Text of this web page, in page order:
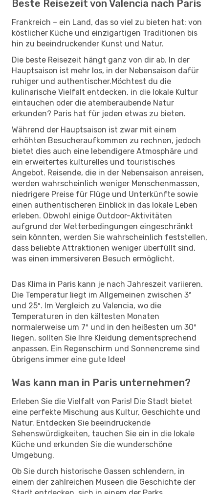
Beste Reisezeit von Valencia nach Paris
Frankreich – ein Land, das so viel zu bieten hat: von
köstlicher Küche und einzigartigen Traditionen bis
hin zu beeindruckender Kunst und Natur.
Die beste Reisezeit hängt ganz von dir ab. In der
Hauptsaison ist mehr los, in der Nebensaison dafür
ruhiger und authentischer.Möchtest du die
kulinarische Vielfalt entdecken, in die lokale Kultur
eintauchen oder die atemberaubende Natur
erkunden? Paris hat für jeden etwas zu bieten.
Während der Hauptsaison ist zwar mit einem
erhöhten Besucheraufkommen zu rechnen, jedoch
bietet dies auch eine lebendigere Atmosphäre und
ein erweitertes kulturelles und touristisches
Angebot. Reisende, die in der Nebensaison anreisen,
werden wahrscheinlich weniger Menschenmassen,
niedrigere Preise für Flüge und Unterkünfte sowie
einen authentischeren Einblick in das lokale Leben
erleben. Obwohl einige Outdoor-Aktivitäten
aufgrund der Wetterbedingungen eingeschränkt
sein könnten, werden Sie wahrscheinlich feststellen,
dass beliebte Attraktionen weniger überfüllt sind,
was einen immersiveren Besuch ermöglicht.
Das Klima in Paris kann je nach Jahreszeit variieren.
Die Temperatur liegt im Allgemeinen zwischen 3º
und 25º. Im Vergleich zu Valencia, wo die
Temperaturen in den kältesten Monaten
normalerweise um 7º und in den heißesten um 30º
liegen, sollten Sie Ihre Kleidung dementsprechend
anpassen. Ein Regenschirm und Sonnencreme sind
übrigens immer eine gute Idee!
Was kann man in Paris unternehmen?
Erleben Sie die Vielfalt von Paris! Die Stadt bietet
eine perfekte Mischung aus Kultur, Geschichte und
Natur. Entdecken Sie beeindruckende
Sehenswürdigkeiten, tauchen Sie ein in die lokale
Küche und erkunden Sie die wunderschöne
Umgebung.
Ob Sie durch historische Gassen schlendern, in
einem der zahlreichen Museen die Geschichte der